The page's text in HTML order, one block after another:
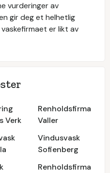
vurderinger av
gir deg et helhetlig
er likt av
Verk
Renholdsfirma
Valler
Vindusvask
Sofienberg
Renholdsfirma